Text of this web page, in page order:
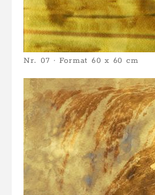
Nr. 07 · Format 60 x 60 cm